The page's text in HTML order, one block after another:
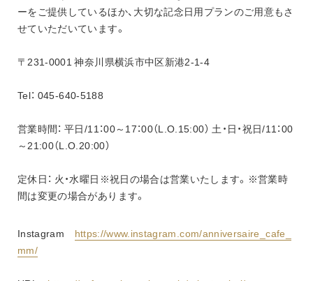
ーをご提供しているほか、大切な記念日用プランのご用意もさ
せていただいています。
〒231-0001 神奈川県横浜市中区新港2-1-4
Tel： 045-640-5188
営業時間： 平日/11：00～17：00（L.O.15:00） 土・日・祝日/11：00
～21:00（L.O.20:00）
定休日： 火・水曜日※祝日の場合は営業いたします。※営業時
間は変更の場合があります。
Instagram https://www.instagram.com/anniversaire_cafe_
mm/